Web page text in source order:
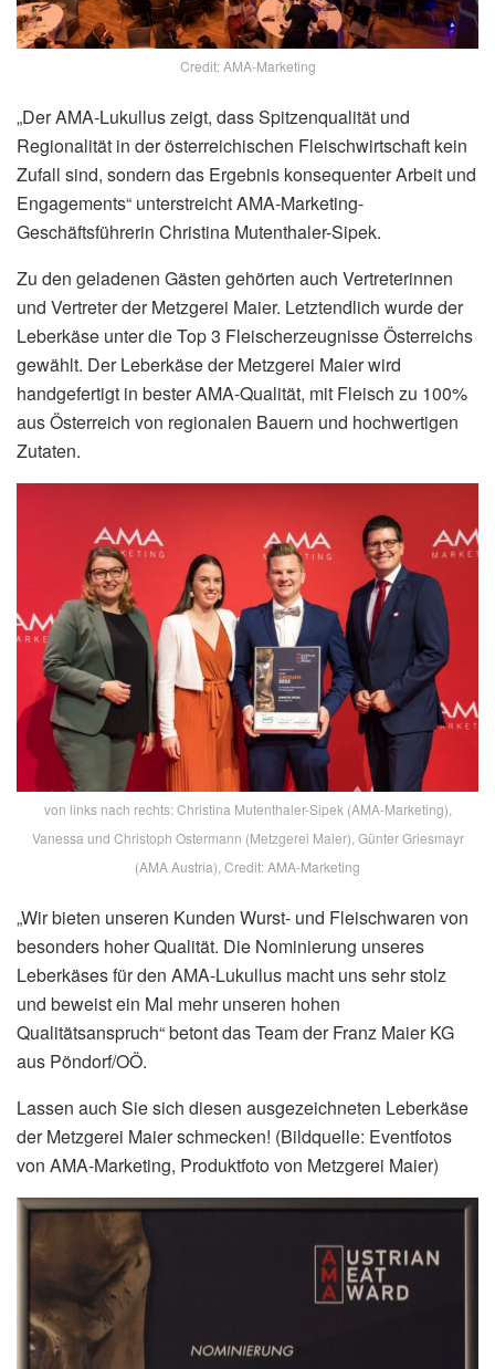
Credit: AMA-Marketing
„Der AMA-Lukullus zeigt, dass Spitzenqualität und
Regionalität in der österreichischen Fleischwirtschaft kein
Zufall sind, sondern das Ergebnis konsequenter Arbeit und
Engagements“ unterstreicht AMA-Marketing-
Geschäftsführerin Christina Mutenthaler-Sipek.
Zu den geladenen Gästen gehörten auch Vertreterinnen
und Vertreter der Metzgerei Maier. Letztendlich wurde der
Leberkäse unter die Top 3 Fleischerzeugnisse Österreichs
gewählt. Der Leberkäse der Metzgerei Maier wird
handgefertigt in bester AMA-Qualität, mit Fleisch zu 100%
aus Österreich von regionalen Bauern und hochwertigen
Zutaten.
von links nach rechts: Christina Mutenthaler-Sipek (AMA-Marketing),
Vanessa und Christoph Ostermann (Metzgerei Maier), Günter Griesmayr
(AMA Austria), Credit: AMA-Marketing
„Wir bieten unseren Kunden Wurst- und Fleischwaren von
besonders hoher Qualität. Die Nominierung unseres
Leberkäses für den AMA-Lukullus macht uns sehr stolz
und beweist ein Mal mehr unseren hohen
Qualitätsanspruch“ betont das Team der Franz Maier KG
aus Pöndorf/OÖ.
Lassen auch Sie sich diesen ausgezeichneten Leberkäse
der Metzgerei Maier schmecken! (Bildquelle: Eventfotos
von AMA-Marketing, Produktfoto von Metzgerei Maier)